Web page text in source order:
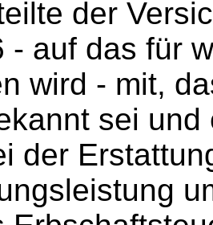
der
- auf das für
wird - mit,
sei
der